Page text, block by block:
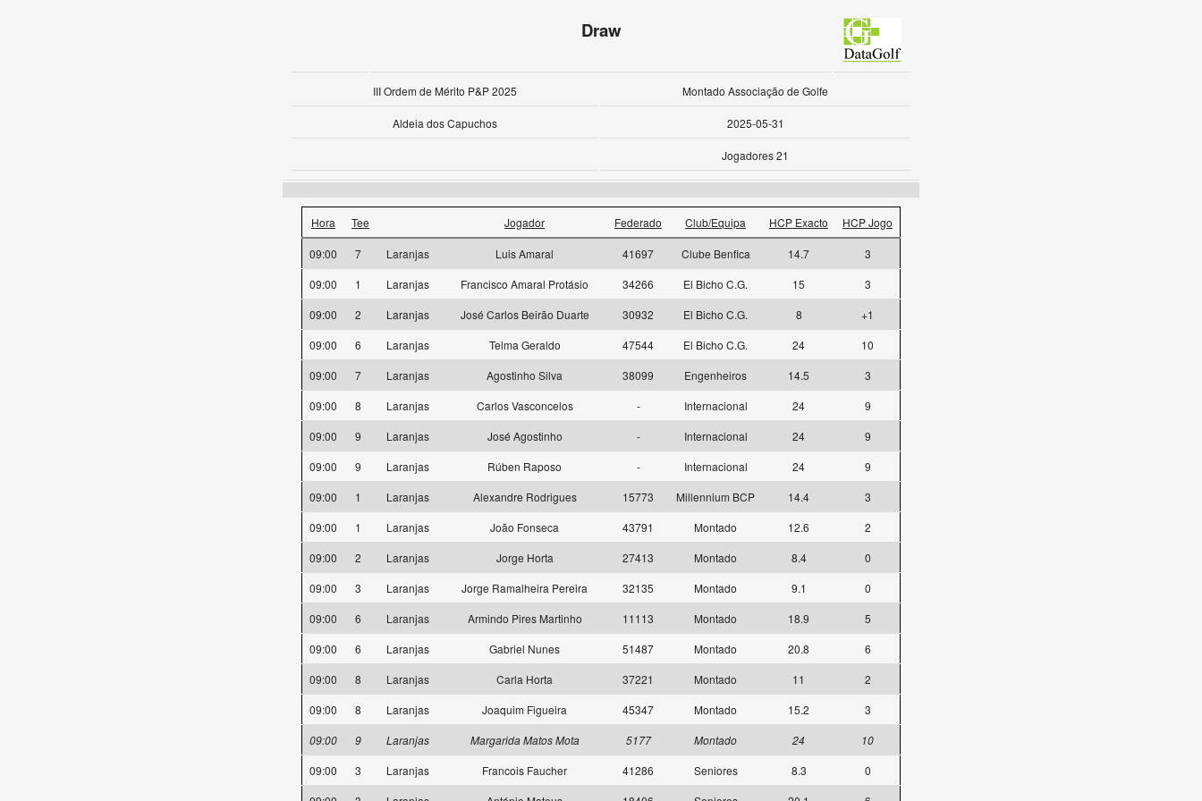
Draw
III Ordem de Mérito P&P 2025 Montado Associação de Golfe
Aldeia dos Capuchos 2025-05-31
Jogadores 21
Hora Tee Jogador Federado Club/Equipa HCP Exacto HCP Jogo
09:00 7 Laranjas Luis Amaral 41697 Clube Benfica 14.7
3
09:00
1 Laranjas Francisco Amaral Protásio 34266 El Bicho C.G. 15
3
09:00
2 Laranjas José Carlos Beirão Duarte 30932 El Bicho C.G. 8
+1
09:00
6 Laranjas Telma Geraldo 47544 El Bicho C.G. 24
10
09:00
7 Laranjas Agostinho Silva 38099 Engenheiros 14.5
3
09:00
8 Laranjas Carlos Vasconcelos - Internacional 24
9
09:00
9 Laranjas José Agostinho - Internacional 24
9
09:00
9 Laranjas Rúben Raposo - Internacional 24
9
09:00
1 Laranjas Alexandre Rodrigues 15773 Millennium BCP 14.4
3
09:00
1 Laranjas João Fonseca 43791 Montado 12.6
2
09:00
2 Laranjas Jorge Horta 27413 Montado 8.4
0
09:00
3 Laranjas Jorge Ramalheira Pereira 32135 Montado 9.1
0
09:00
6 Laranjas Armindo Pires Martinho 11113 Montado 18.9
5
09:00
6 Laranjas Gabriel Nunes 51487 Montado 20.8
6
09:00
8 Laranjas Carla Horta 37221 Montado 11
2
09:00
8 Laranjas Joaquim Figueira 45347 Montado 15.2
3
09:00
9 Laranjas Margarida Matos Mota 5177 Montado 24
10
09:00
3 Laranjas Francois Faucher 41286 Seniores 8.3
0